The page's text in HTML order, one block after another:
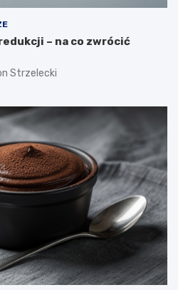
– na co zwrócić
Strzelecki